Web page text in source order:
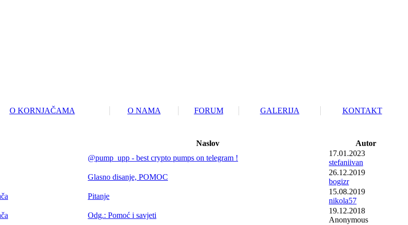
O KORNJAČAMA O NAMA FORUM GALERIJA
KONTAKT
Naslov
Autor
@pump_upp - best crypto pumps on telegram !
17.01.2023
stefaniivan
Glasno disanje, POMOC
26.12.2019
bogizr
Pitanje
15.08.2019
nikola57
Odg.: Pomoć i savjeti
19.12.2018
Anonymous